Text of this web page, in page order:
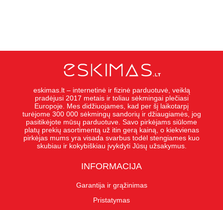
eskimas.lt – internetinė ir fizinė parduotuvė, veiklą
pradėjusi 2017 metais ir toliau sėkmingai plečiasi
Europoje. Mes didžiuojames, kad per šį laikotarpį
turėjome 300 000 sėkmingų sandorių ir džiaugiamės, jog
pasitikėjote mūsų parduotuve. Savo pirkėjams siūlome
platų prekių asortimentą už itin gerą kainą, o kiekvienas
pirkėjas mums yra visada svarbus todėl stengiames kuo
skubiau ir kokybiškiau įvykdyti Jūsų užsakymus.
INFORMACIJA
Garantija ir grąžinimas
Pristatymas